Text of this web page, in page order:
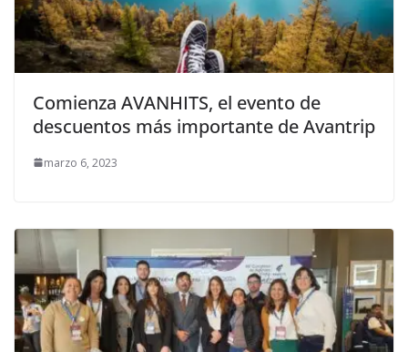
Comienza AVANHITS, el evento de
descuentos más importante de Avantrip
marzo 6, 2023